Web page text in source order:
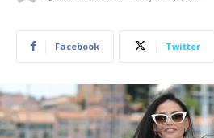
Facebook Twitter